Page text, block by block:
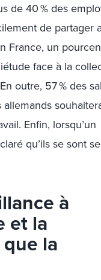
de 40 % des
de partager
France, un
face à la
outre, 57 % des
allemands
Enfin, lorsqu’un
qu’ils se sont
à
et la
la